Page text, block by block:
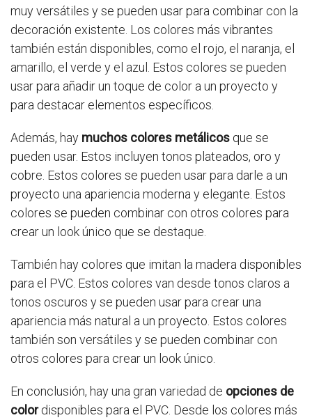
muy versátiles y se pueden usar para combinar con la
decoración existente. Los colores más vibrantes
también están disponibles, como el rojo, el naranja, el
amarillo, el verde y el azul. Estos colores se pueden
usar para añadir un toque de color a un proyecto y
para destacar elementos específicos.
Además, hay muchos colores metálicos que se
pueden usar. Estos incluyen tonos plateados, oro y
cobre. Estos colores se pueden usar para darle a un
proyecto una apariencia moderna y elegante. Estos
colores se pueden combinar con otros colores para
crear un look único que se destaque.
También hay colores que imitan la madera disponibles
para el PVC. Estos colores van desde tonos claros a
tonos oscuros y se pueden usar para crear una
apariencia más natural a un proyecto. Estos colores
también son versátiles y se pueden combinar con
otros colores para crear un look único.
En conclusión, hay una gran variedad de opciones de
colordisponibles para el PVC. Desde los colores más